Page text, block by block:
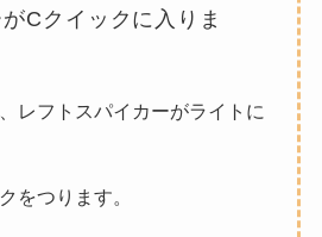
Cクイックに入りま
レフトスパイカーがライトに
をつります。